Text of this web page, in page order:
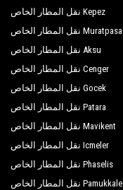
Kepez نقل المطار الخاص
Muratpasa نقل المطار الخاص
Aksu نقل المطار الخاص
Cenger نقل المطار الخاص
Gocek نقل المطار الخاص
Patara نقل المطار الخاص
Mavikent نقل المطار الخاص
Icmeler نقل المطار الخاص
Phaselis نقل المطار الخاص
Pamukkale نقل المطار الخاص